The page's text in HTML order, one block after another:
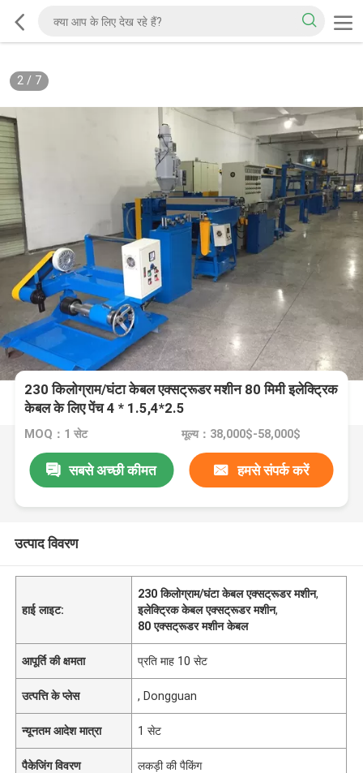
2/ 7
230 किलोग्राम/घंटा केबल एक्सट्रूडर मशीन 80 मिमी इलेक्ट्रिक
केबल के लिए पेंच 4 * 1.5,4*2.5
MOQ：1 सेट मूल्य：38,000$-58,000$
सबसे अच्छी कीमत हमसे संपर्क करें
उत्पाद विवरण
हाई लाइट:
230 किलोग्राम/घंटा केबल एक्सट्रूडर मशीन,
इलेक्ट्रिक केबल एक्सट्रूडर मशीन,
80 एक्सट्रूडर मशीन केबल
आपूर्ति की क्षमता प्रति माह 10 सेट
उत्पत्ति के प्लेस , Dongguan
न्यूनतम आदेश मात्रा 1 सेट
पैकेजिंग विवरण लकड़ी की पैकिंग